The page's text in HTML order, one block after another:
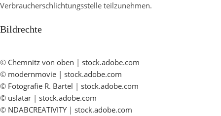
Verbraucherschlichtungsstelle teilzunehmen.
Bildrechte
© Chemnitz von oben | stock.adobe.com
© modernmovie | stock.adobe.com
© Fotografie R. Bartel | stock.adobe.com
© uslatar | stock.adobe.com
© NDABCREATIVITY| stock.adobe.com